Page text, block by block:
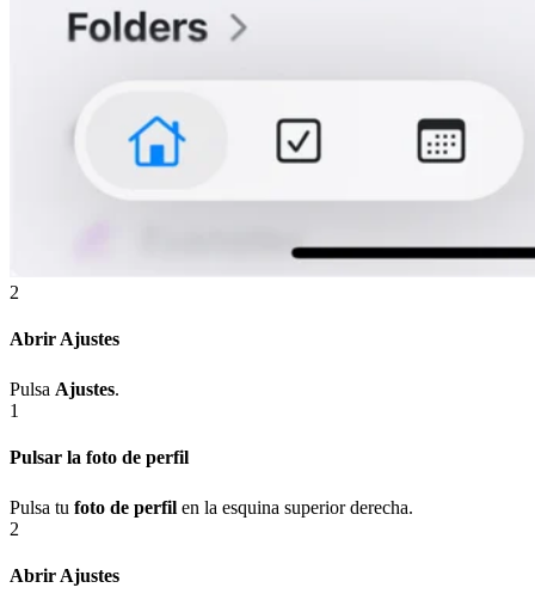
2
Abrir Ajustes
Pulsa Ajustes.
1
Pulsar la foto de perfil
Pulsa tu foto de perfil en la esquina superior derecha.
2
Abrir Ajustes